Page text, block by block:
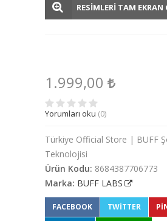
RESİMLERİ TAM
1.999,00
Yorumları oku (0)
Türkiye Official Store | BUFF
Teknolojisi
Ürün Kodu: 8684387706773
Marka: BUFF LABS
FACEBOOK TWITTER